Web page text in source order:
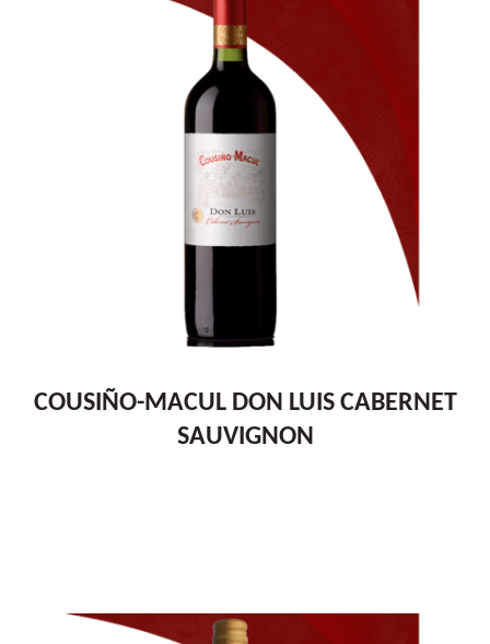
COUSIÑO-MACUL DON LUIS CABERNET
SAUVIGNON